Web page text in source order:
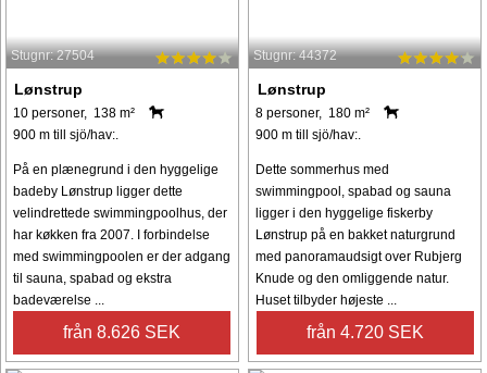
Stugnr: 27504
Lønstrup
10 personer, 138 m²
900 m till sjö/hav:.
På en plænegrund i den hyggelige
badeby Lønstrup ligger dette
velindrettede swimmingpoolhus, der
har køkken fra 2007. I forbindelse
med swimmingpoolen er der adgang
til sauna, spabad og ekstra
badeværelse ...
från 8.626 SEK
Stugnr: 44372
Lønstrup
8 personer, 180 m²
900 m till sjö/hav:.
Dette sommerhus med
swimmingpool, spabad og sauna
ligger i den hyggelige fiskerby
Lønstrup på en bakket naturgrund
med panoramaudsigt over Rubjerg
Knude og den omliggende natur.
Huset tilbyder højeste ...
från 4.720 SEK